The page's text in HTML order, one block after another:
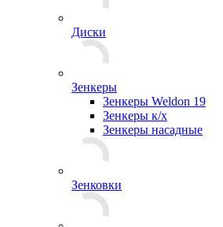
Диски
Зенкеры
Зенкеры Weldon 19
Зенкеры к/х
Зенкеры насадные
Зенковки